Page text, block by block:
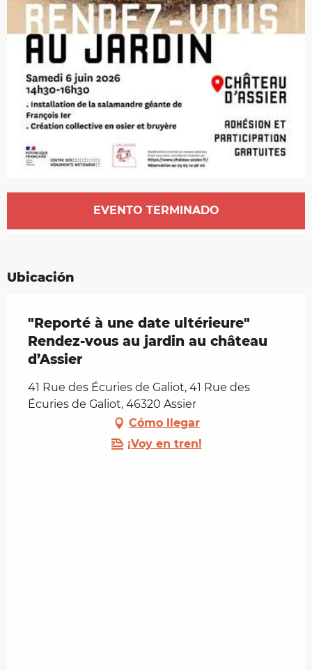
Horarios y datos de contacto
EVENTO TERMINADO
Ubicación
"Reporté à une date ultérieure"
Rendez-vous au jardin au château
d’Assier
41 Rue des Écuries de Galiot, 41 Rue des
Écuries de Galiot, 46320 Assier
Cómo llegar
¡Voy en tren!